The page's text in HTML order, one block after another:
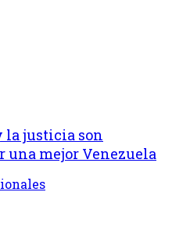
la justicia son
una mejor Venezuela